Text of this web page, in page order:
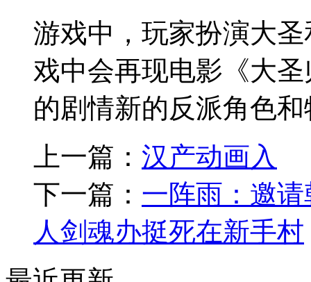
游戏中，玩家扮演大
戏中会再现电影《大
的剧情新的反派角色
上一篇： 汉产动画入
下一篇： 一阵雨：邀
人剑魂办挺死在新手村